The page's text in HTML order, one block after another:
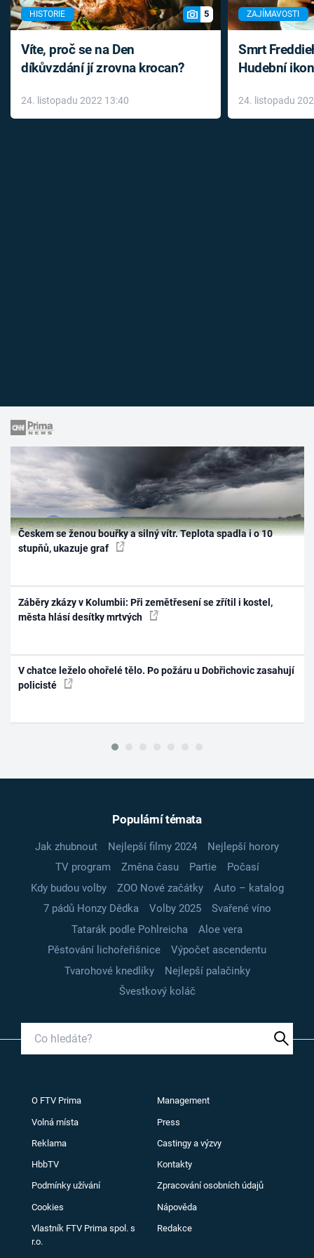
HISTORIE 5
Víte, proč se na Den
díkůvzdání jí zrovna krocan?
24. listopadu 2022 13:40
ZAJÍMAVOSTI
Smrt
Hudební
léky
24. listopadu
Českem se ženou bouřky a silný vítr. Teplota spadla i o 10
stupňů, ukazuje graf
Záběry zkázy v Kolumbii: Při zemětřesení se zřítil i kostel,
města hlásí desítky mrtvých
V chatce leželo ohořelé tělo. Po požáru u Dobřichovic zasahují
policisté
Populární témata
Jak zhubnout Nejlepší filmy 2024
Nejlepší horory
TV program
Změna času Partie
Počasí
Kdy budou volby
ZOO Nové začátky
Auto – katalog
7 pádů Honzy Dědka
Volby 2025
Svařené víno
Tatarák podle Pohlreicha
Aloe vera
Pěstování lichořeřišnice
Výpočet ascendentu
Tvarohové knedlíky
Nejlepší palačinky
Švestkový koláč
O FTV Prima Management
Volná místa Press
Reklama Castingy a výzvy
HbbTV Kontakty
Podmínky užívání Zpracování osobních údajů
Cookies Nápověda
Vlastník FTV Prima spol. s
r.o.
Redakce